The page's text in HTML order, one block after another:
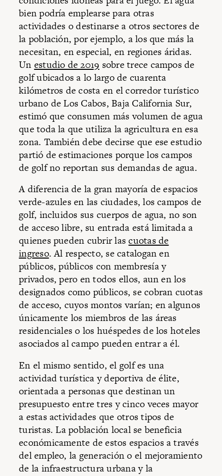
bien podría emplearse para otras
actividades o destinarse a otros sectores de
la población, por ejemplo, a los que más la
necesitan, en especial, en regiones áridas.
Un estudio de 2019 sobre trece campos de
golf ubicados a lo largo de cuarenta
kilómetros de costa en el corredor turístico
urbano de Los Cabos, Baja California Sur,
estimó que consumen más volumen de agua
que toda la que utiliza la agricultura en esa
zona. También debe decirse que ese estudio
partió de estimaciones porque los campos
de golf no reportan sus demandas de agua.
A diferencia de la gran mayoría de espacios
verde-azules en las ciudades, los campos de
golf, incluidos sus cuerpos de agua, no son
de acceso libre, su entrada está limitada a
quienes pueden cubrir lascuotas de
ingreso. Al respecto, se catalogan en
públicos, públicos con membresía y
privados, pero en todos ellos, aun en los
designados como públicos, se cobran cuotas
de acceso, cuyos montos varían; en algunos
únicamente los miembros de las áreas
residenciales o los huéspedes de los hoteles
asociados al campo pueden entrar a él.
En el mismo sentido, el golf es una
actividad turística y deportiva de élite,
orientada a personas que destinan un
presupuesto entre tres y cinco veces mayor
a estas actividades que otros tipos de
turistas. La población local se beneficia
económicamente de estos espacios a través
del empleo, la generación o el mejoramiento
de la infraestructura urbana y la